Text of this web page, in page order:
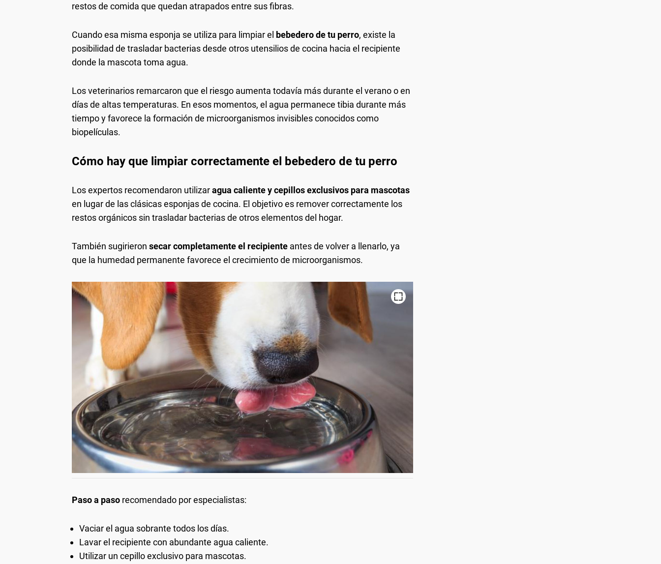
restos de comida que quedan atrapados entre sus fibras.
Cuando esa misma esponja se utiliza para limpiar el bebedero de tu perro, existe la
posibilidad de trasladar bacterias desde otros utensilios de cocina hacia el recipiente
donde la mascota toma agua.
Los veterinarios remarcaron que el riesgo aumenta todavía más durante el verano o en
días de altas temperaturas. En esos momentos, el agua permanece tibia durante más
tiempo y favorece la formación de microorganismos invisibles conocidos como
biopelículas.
Cómo hay que limpiar correctamente el bebedero de tu perro
Los expertos recomendaron utilizaragua caliente y cepillos exclusivos para mascotas
en lugar de las clásicas esponjas de cocina. El objetivo es remover correctamente los
restos orgánicos sin trasladar bacterias de otros elementos del hogar.
También sugirieron secar completamente el recipiente antes de volver a llenarlo, ya
que la humedad permanente favorece el crecimiento de microorganismos.
Paso a paso recomendado por especialistas:
Vaciar el agua sobrante todos los días.
Lavar el recipiente con abundante agua caliente.
Utilizar un cepillo exclusivo para mascotas.